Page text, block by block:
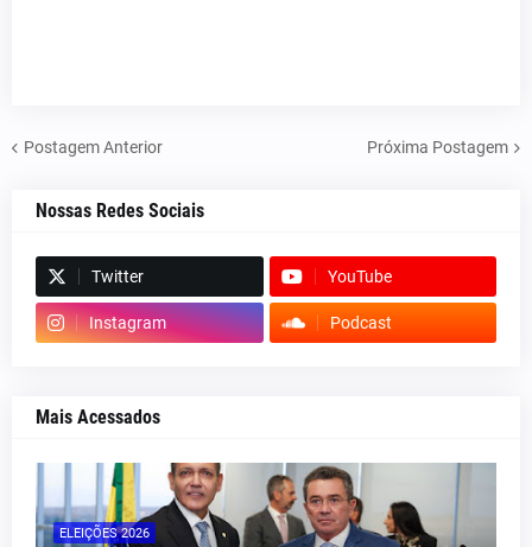
Postagem Anterior Próxima Postagem
Nossas Redes Sociais
Twitter YouTube
Instagram Podcast
Mais Acessados
ELEIÇÕES 2026